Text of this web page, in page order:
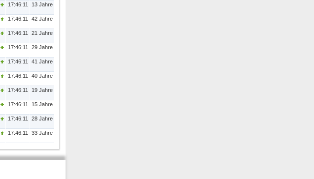
17:46:11 13 Jahre
17:46:11 42 Jahre
17:46:11 21 Jahre
17:46:11 29 Jahre
17:46:11 41 Jahre
17:46:11 40 Jahre
17:46:11 19 Jahre
17:46:11 15 Jahre
17:46:11 28 Jahre
17:46:11 33 Jahre